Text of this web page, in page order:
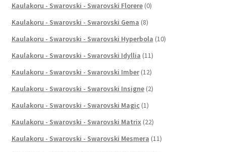
Kaulakoru - Swarovski - Swarovski Florere (0)
Kaulakoru - Swarovski - Swarovski Gema (8)
Kaulakoru - Swarovski - Swarovski Hyperbola (10)
Kaulakoru - Swarovski - Swarovski Idyllia (11)
Kaulakoru - Swarovski - Swarovski Imber (12)
Kaulakoru - Swarovski - Swarovski Insigne (2)
Kaulakoru - Swarovski - Swarovski Magic (1)
Kaulakoru - Swarovski - Swarovski Matrix (22)
Kaulakoru - Swarovski - Swarovski Mesmera (11)